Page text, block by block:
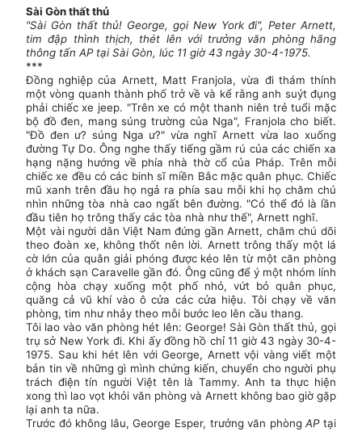
Sài Gòn thất thủ
"Sài Gòn thất thủ! George, gọi New York đi", Peter Arnett,
tim đập thình thịch, thét lên với trưởng văn phòng hãng
thông tấn AP tại Sài Gòn, lúc 11 giờ 43 ngày 30-4-1975.
***
Đồng nghiệp của Arnett, Matt Franjola, vừa đi thám thính
một vòng quanh thành phố trở về và kể rằng anh suýt đụng
phải chiếc xe jeep. "Trên xe có một thanh niên trẻ tuổi mặc
bộ đồ đen, mang súng trường của Nga", Franjola cho biết.
"Đồ đen ư? súng Nga ư?" vừa nghĩ Arnett vừa lao xuống
đường Tự Do. Ông nghe thấy tiếng gầm rú của các chiến xa
hạng nặng hướng về phía nhà thờ cổ của Pháp. Trên mỗi
chiếc xe đều có các binh sĩ miền Bắc mặc quân phục. Chiếc
mũ xanh trên đầu họ ngả ra phía sau mỗi khi họ chăm chú
nhìn những tòa nhà cao ngất bên đường. "Có thể đó là lần
đầu tiên họ trông thấy các tòa nhà như thế", Arnett nghĩ.
Một vài người dân Việt Nam đứng gần Arnett, chăm chú dõi
theo đoàn xe, không thốt nên lời. Arnett trông thấy một lá
cờ lớn của quân giải phóng được kéo lên từ một căn phòng
ở khách sạn Caravelle gần đó. Ông cũng để ý một nhóm lính
cộng hòa chạy xuống một phố nhỏ, vứt bỏ quân phục,
quăng cả vũ khí vào ô cửa các cửa hiệu. Tôi chạy về văn
phòng, tim như nhảy theo mỗi bước leo lên cầu thang.
Tôi lao vào văn phòng hét lên: George! Sài Gòn thất thủ, gọi
trụ sở New York đi. Khi ấy đồng hồ chỉ 11 giờ 43 ngày 30-4-
1975. Sau khi hét lên với George, Arnett vội vàng viết một
bản tin về những gì mình chứng kiến, chuyển cho người phụ
trách điện tín người Việt tên là Tammy. Anh ta thực hiện
xong thì lao vọt khỏi văn phòng và Arnett không bao giờ gặp
lại anh ta nữa.
Trước đó không lâu, George Esper, trưởng văn phòngAPtại